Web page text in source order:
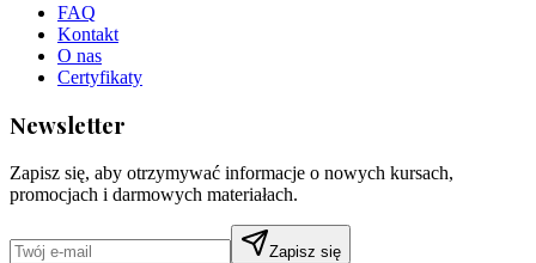
FAQ
Kontakt
O nas
Certyfikaty
Newsletter
Zapisz się, aby otrzymywać informacje o nowych kursach,
promocjach i darmowych materiałach.
Zapisz się